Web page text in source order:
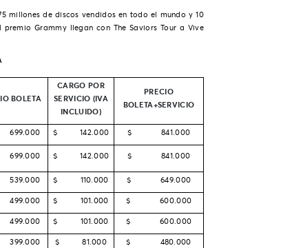
millones de discos vendidos en todo el mundo y 10
Grammy llegan con The Saviors Tour a Vive
BOLETA
CARGO POR
SERVICIO (IVA
INCLUIDO)
PRECIO
BOLETA+SERVICIO
$ 142.000 $ 841.000
$ 142.000 $ 841.000
$ 110.000 $ 649.000
$ 101.000 $ 600.000
$ 101.000 $ 600.000
$ 81.000 $ 480.000